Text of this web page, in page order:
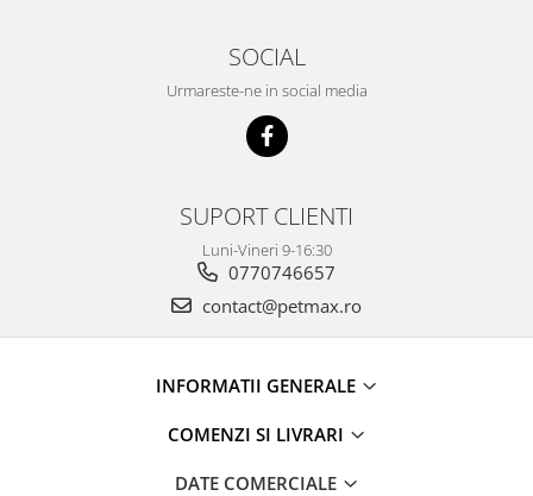
SOCIAL
Urmareste-ne in social media
SUPORT CLIENTI
Luni-Vineri 9-16:30
0770746657
contact@petmax.ro
INFORMATII GENERALE
COMENZI SI LIVRARI
DATE COMERCIALE